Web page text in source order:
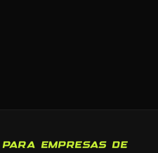
EMPRESAS DE